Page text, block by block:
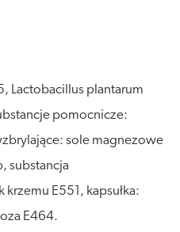
Lactobacillus plantarum
pomocnicze:
sole magnezowe
substancja
E551, kapsułka:
E464.